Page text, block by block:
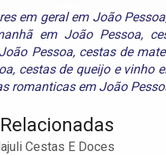
em geral em João Pessoa
em João Pessoa,
Pessoa, cestas de
, cestas de queijo e vinho
romanticas em João
Cestas E Doces